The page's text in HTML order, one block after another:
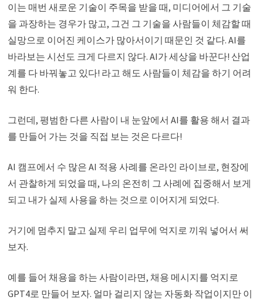
이는 매번 새로운 기술이 주목을 받을 때, 미디어에서 그 기술
을 과장하는 경우가 많고, 그건 그 기술을 사람들이 체감할 때
실망으로 이어진 케이스가 많아서이기 때문인 것 같다. AI를
바라보는 시선도 크게 다르지 않다. AI가 세상을 바꾼다! 산업
계를 다 바꿔놓고 있다! 라고 해도 사람들이 체감을 하기 어려
워 한다.
그런데, 평범한 다른 사람이 내 눈앞에서 AI를 활용 해서 결과
를 만들어 가는 것을 직접 보는 것은 다르다!
AI 캠프에서 수 많은 AI 적용 사례를 온라인 라이브로, 현장에
서 관찰하게 되었을 때, 나의 온전히 그 사례에 집중해서 보게
되고 내가 실제 사용을 하는 것으로 이어지게 되었다.
거기에 멈추지 말고 실제 우리 업무에 억지로 끼워 넣어서 써
보자.
예를 들어 채용을 하는 사람이라면, 채용 메시지를 억지로
GPT4로 만들어 보자. 얼마 걸리지 않는 자동화 작업이지만 이